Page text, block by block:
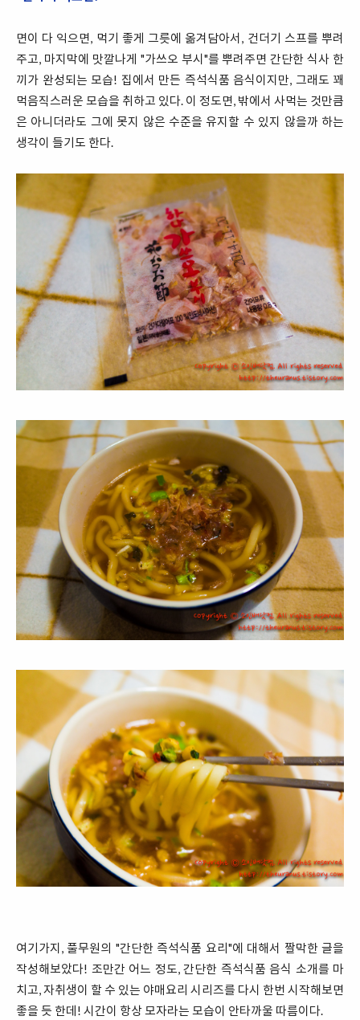
면이 다 익으면, 먹기 좋게 그릇에 옮겨담아서, 건더기 스프를 뿌려
주고, 마지막에 맛깔나게 "가쓰오 부시"를 뿌려주면 간단한 식사 한
끼가 완성되는 모습! 집에서 만든 즉석식품 음식이지만, 그래도 꽤
먹음직스러운 모습을 취하고 있다. 이 정도면, 밖에서 사먹는 것만큼
은 아니더라도 그에 못지 않은 수준을 유지할 수 있지 않을까 하는
생각이 들기도 한다.
여기가지, 풀무원의 "간단한 즉석식품 요리"에 대해서 짤막한 글을
작성해보았다! 조만간 어느 정도, 간단한 즉석식품 음식 소개를 마
치고, 자취생이 할 수 있는 야매요리 시리즈를 다시 한번 시작해보면
좋을 듯 한데! 시간이 항상 모자라는 모습이 안타까울 따름이다.